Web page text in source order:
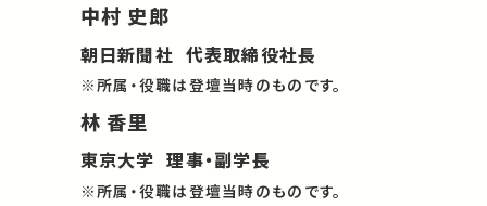
中村 史郎
朝日新聞社 代表取締役社長
※所属・役職は登壇当時のものです。
林 香里
東京大学 理事・副学長
※所属・役職は登壇当時のものです。